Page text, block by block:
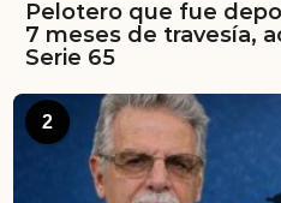
Pelotero que fue
7 meses de travesía,
Serie 65
2